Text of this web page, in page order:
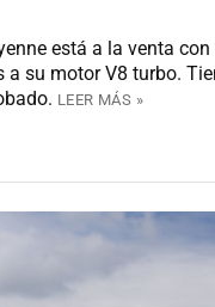
está a la venta
a su motor V8 turbo.
LEER MÁS »